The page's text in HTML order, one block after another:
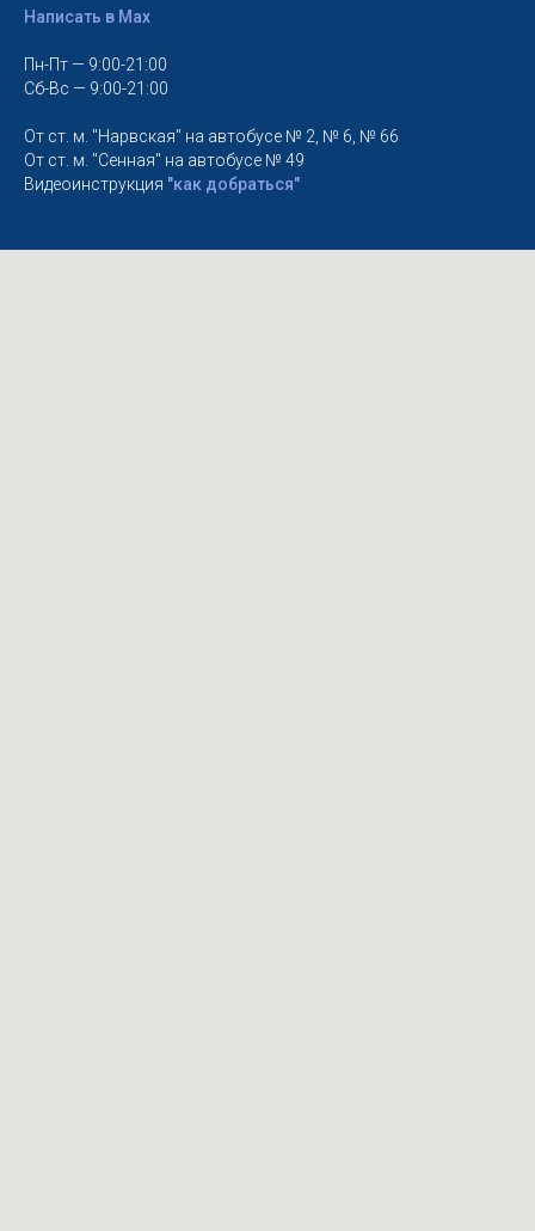
Написать в Max
Пн-Пт — 9:00-21:00
Сб-Вс — 9:00-21:00
От ст. м. "Нарвская" на автобусе № 2, № 6, № 66
От ст. м. "Сенная" на автобусе № 49
Видеоинструкция "как добраться"